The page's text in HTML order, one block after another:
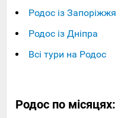
Родос із Запоріжжя
Родос із Дніпра
Всі тури на Родос
Родос по місяцях: